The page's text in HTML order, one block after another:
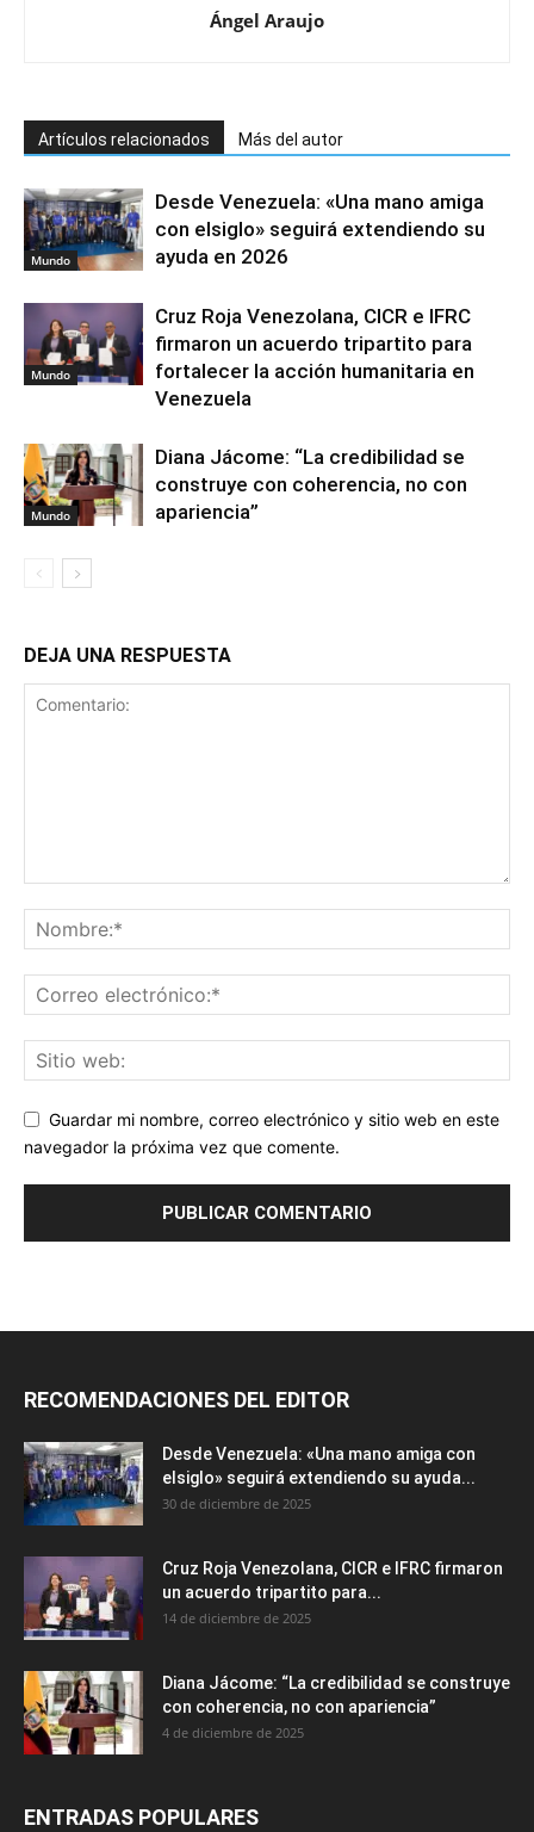
Ángel Araujo
Artículos relacionados Más del autor
Mundo
Desde Venezuela: «Una mano amiga
con elsiglo» seguirá extendiendo su
ayuda en 2026
Mundo
Cruz Roja Venezolana, CICR e IFRC
firmaron un acuerdo tripartito para
fortalecer la acción humanitaria en
Venezuela
Mundo
Diana Jácome: “La credibilidad se
construye con coherencia, no con
apariencia”
DEJA UNA RESPUESTA
Guardar mi nombre, correo electrónico y sitio web en este
navegador la próxima vez que comente.
RECOMENDACIONES DEL EDITOR
Desde Venezuela: «Una mano amiga con
elsiglo» seguirá extendiendo su ayuda...
30 de diciembre de 2025
Cruz Roja Venezolana, CICR e IFRC firmaron
un acuerdo tripartito para...
14 de diciembre de 2025
Diana Jácome: “La credibilidad se construye
con coherencia, no con apariencia”
4 de diciembre de 2025
ENTRADAS POPULARES